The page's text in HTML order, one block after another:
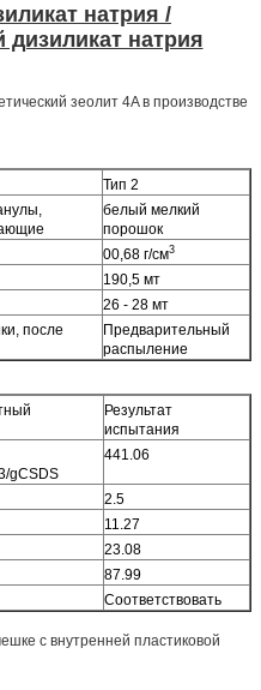
натрия /
натрия
зеолит 4A в производстве
Тип 2
белый мелкий
порошок
00,68 г/см3
190,5 мт
26 - 28 мт
после
Предварительный
распыление
Результат
испытания
gCSDS
441.06
2.5
11.27
23.08
87.99
Соответствовать
с внутренней пластиковой